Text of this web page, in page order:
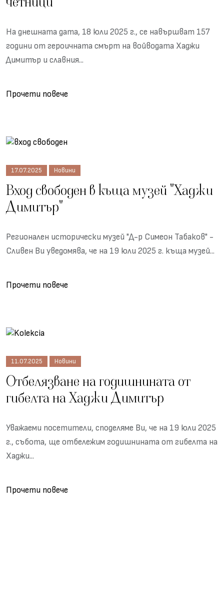
На днешната дата, 18 юли 2025 г., се навършват 157
години от героичната смърт на войводата Хаджи
Димитър и славния...
Прочети повече
17.07.2025 Новини
Вход свободен в къща музей "Хаджи
Димитър"
Регионален исторически музей "Д-р Симеон Табаков" -
Сливен Ви уведомява, че на 19 юли 2025 г. къща музей...
Прочети повече
11.07.2025 Новини
Отбелязване на годишнината от
гибелта на Хаджи Димитър
Уважаеми посетители, споделяме Ви, че на 19 юли 2025
г., събота, ще отбележим годишнината от гибелта на
Хаджи...
Прочети повече